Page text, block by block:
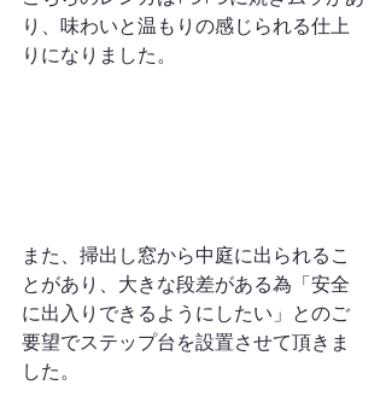
り、味わいと温もりの感じられる仕上
りになりました。
また、掃出し窓から中庭に出られるこ
とがあり、大きな段差がある為「安全
に出入りできるようにしたい」とのご
要望でステップ台を設置させて頂きま
した。